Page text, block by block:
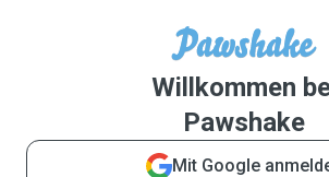
Willkommen
Pawshake
Mit Google